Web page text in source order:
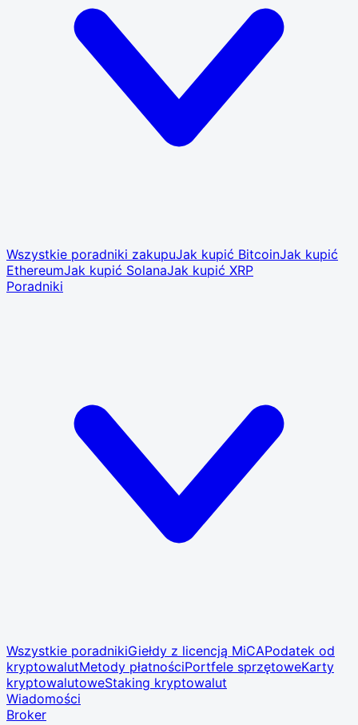
Wszystkie poradniki zakupuJak kupić BitcoinJak kupić
EthereumJak kupić SolanaJak kupić XRP
Poradniki
Wszystkie poradnikiGiełdy z licencją MiCAPodatek od
kryptowalutMetody płatnościPortfele sprzętoweKarty
kryptowalutoweStaking kryptowalut
Wiadomości
Broker